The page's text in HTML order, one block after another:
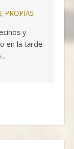
, PROPIAS
y
en la tarde